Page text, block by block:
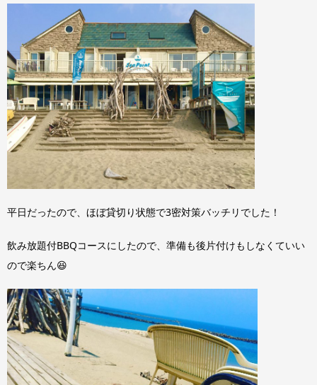
平日だったので、ほぼ貸切り状態で3密対策バッチリでした！
飲み放題付BBQコースにしたので、準備も後片付けもしなくていい
ので楽ちん😆